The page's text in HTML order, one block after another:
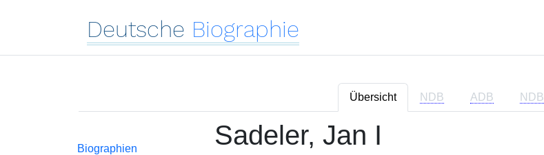
Deutsche Biographie
Übersicht NDB ADB NDB
Biographien
Sadeler, Jan I